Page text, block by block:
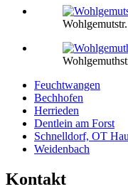
Feuchtwangen
Bechhofen
Herrieden
Dentlein am Forst
Schnelldorf, OT
Weidenbach
Kontakt